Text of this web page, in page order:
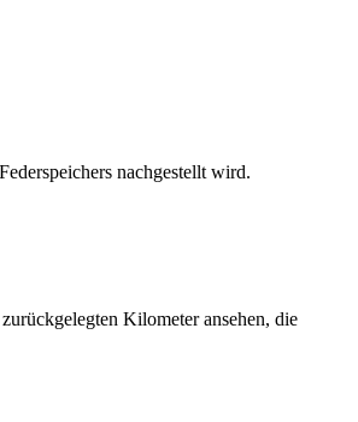
nachgestellt wird.
Kilometer ansehen, die